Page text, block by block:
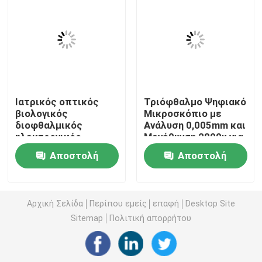
Δισδιάστατη μηχανή μέτρησης συντεταγμένων
Περίγραμμα που μετρά τη μηχανή
Βίντεο που μετρά τις μηχανές
Οπτική μηχανή μέτρησης OMM
CMM μέτρηση της μηχανής
Ιατρικός οπτικός
βιολογικός
διοφθαλμικός
ηλεκτρονικός
μικροσκοπίων
μέτρησης
εργαστηρίων
Αποστολή
Τριόφθαλμο Ψηφιακό
Μικροσκόπιο με
Ανάλυση 0,005mm και
Μεγέθυνση 2800x για
Ακριβείς Μετρήσεις
Αποστολή
Αρχική Σελίδα Περίπου εμείς επαφή
Desktop Site
Sitemap
Πολιτική απορρήτου